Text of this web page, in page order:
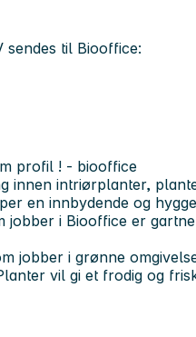
sendes til Biooffice:
profil ! - biooffice
innen intriørplanter,
en innbydende og
jobber i Biooffice er
jobber i grønne
vil gi et frodig og